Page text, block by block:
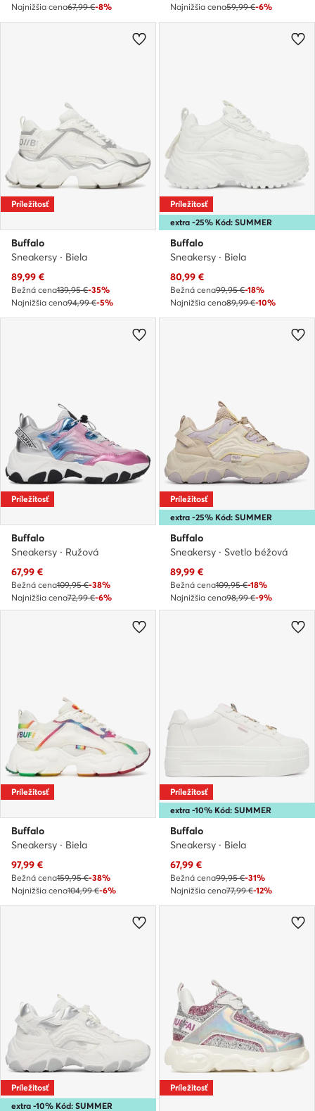
Najnižšia cena67,99 €-8%
Najnižšia cena59,99 €-6%
Príležitosť
Buffalo
Sneakersy · Biela
Aktuálna cena
89,99 €
Bežná cena139,95 €-35%
Najnižšia cena94,99 €-5%
extra -25% Kód: SUMMER
Príležitosť
Buffalo
Sneakersy · Biela
Aktuálna cena
80,99 €
Bežná cena99,95 €-18%
Najnižšia cena89,99 €-10%
Príležitosť
Buffalo
Sneakersy · Ružová
Aktuálna cena
67,99 €
Bežná cena109,95 €-38%
Najnižšia cena72,99 €-6%
extra -25% Kód: SUMMER
Príležitosť
Buffalo
Sneakersy · Svetlo béžová
Aktuálna cena
89,99 €
Bežná cena109,95 €-18%
Najnižšia cena98,99 €-9%
Príležitosť
Buffalo
Sneakersy · Biela
Aktuálna cena
97,99 €
Bežná cena159,95 €-38%
Najnižšia cena104,99 €-6%
extra -10% Kód: SUMMER
Príležitosť
Buffalo
Sneakersy · Biela
Aktuálna cena
67,99 €
Bežná cena99,95 €-31%
Najnižšia cena77,99 €-12%
extra -10% Kód: SUMMER
Príležitosť Príležitosť